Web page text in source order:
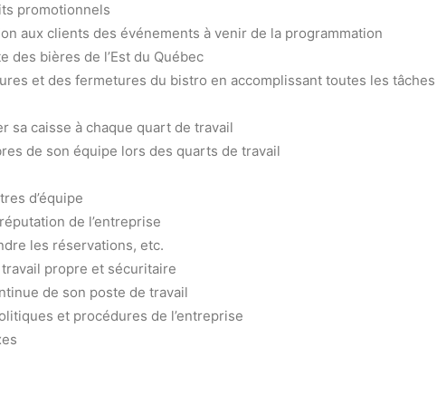
promotionnels
aux clients des événements à venir de la programmation
des bières de l’Est du Québec
et des fermetures du bistro en accomplissant toutes les tâches
sa caisse à chaque quart de travail
de son équipe lors des quarts de travail
d’équipe
de l’entreprise
les réservations, etc.
propre et sécuritaire
de son poste de travail
et procédures de l’entreprise